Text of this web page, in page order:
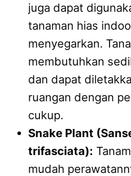
juga dapat
tanaman hias
menyegarkan.
membutuhkan
dan dapat
ruangan dengan
cukup.
Snake Plant
trifasciata):
mudah